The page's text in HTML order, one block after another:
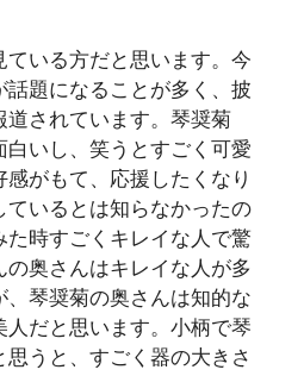
いる方だと思います。今
題になることが多く、披
道されています。琴奨菊
いし、笑うとすごく可愛
がもて、応援したくなり
ているとは知らなかったの
た時すごくキレイな人で驚
奥さんはキレイな人が多
琴奨菊の奥さんは知的な
だと思います。小柄で琴
うと、すごく器の大きさ